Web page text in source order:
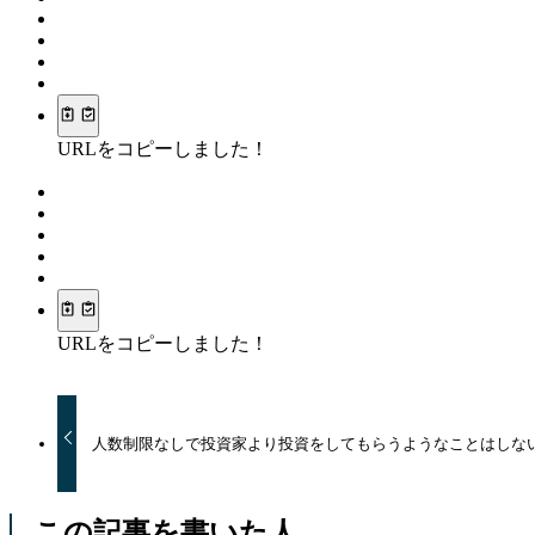
URLをコピーしました！
URLをコピーしました！
人数制限なしで投資家より投資をしてもらうようなことはしな